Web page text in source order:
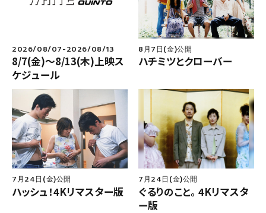
2026/08/07-2026/08/13
8/7(金)～8/13(木)上映ス
ケジュール
8月7日(金)公開
ハチミツとクローバー
7月24日(金)公開
ハッシュ！4Kリマスター版
7月24日(金)公開
ぐるりのこと。 4Kリマスタ
ー版